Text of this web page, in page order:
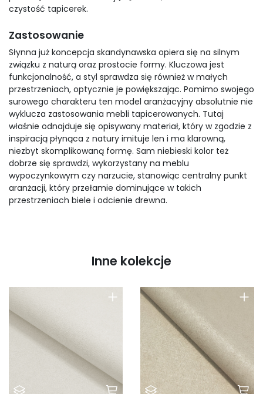
czystość tapicerek.
Zastosowanie
Słynna już koncepcja skandynawska opiera się na silnym
związku z naturą oraz prostocie formy. Kluczowa jest
funkcjonalność, a styl sprawdza się również w małych
przestrzeniach, optycznie je powiększając. Pomimo swojego
surowego charakteru ten model aranżacyjny absolutnie nie
wyklucza zastosowania mebli tapicerowanych. Tutaj
właśnie odnajduje się opisywany materiał, który w zgodzie z
inspiracją płynąca z natury imituje len i ma klarowną,
niezbyt skomplikowaną formę. Sam niebieski kolor też
dobrze się sprawdzi, wykorzystany na meblu
wypoczynkowym czy narzucie, stanowiąc centralny punkt
aranżacji, który przełamie dominujące w takich
przestrzeniach biele i odcienie drewna.
Inne kolekcje
+ +